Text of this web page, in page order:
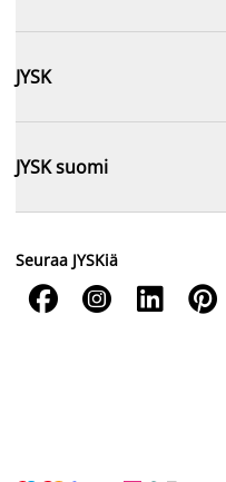
JYSK
JYSK suomi
Seuraa JYSKiä
   